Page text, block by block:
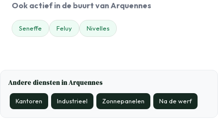
Ook actief in de buurt van Arquennes
Seneffe Feluy Nivelles
Andere diensten in Arquennes
Kantoren Industrieel Zonnepanelen Na de werf